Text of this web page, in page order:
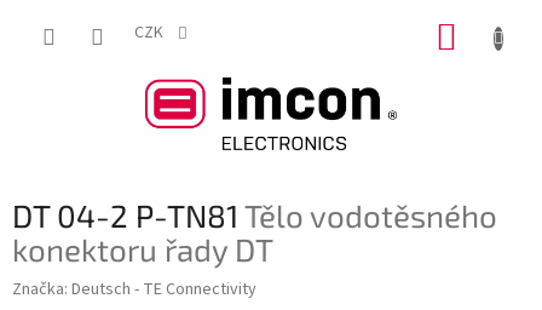
CZK
DT 04-2 P-TN81 Tělo vodotěsného
konektoru řady DT
Značka: Deutsch - TE Connectivity